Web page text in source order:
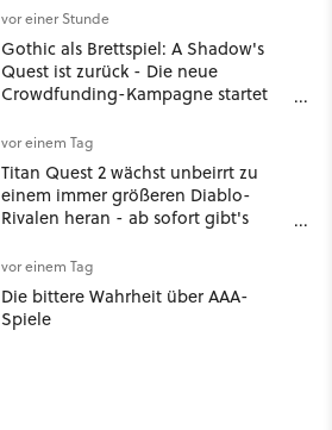
vor einer Stunde
Gothic als Brettspiel: A Shadow's
Quest ist zurück - Die neue
Crowdfunding-Kampagne startet
vor einem Tag
Titan Quest 2 wächst unbeirrt zu
einem immer größeren Diablo-
Rivalen heran - ab sofort gibt's
Klasse
vor einem Tag
Die bittere Wahrheit über AAA-
Spiele